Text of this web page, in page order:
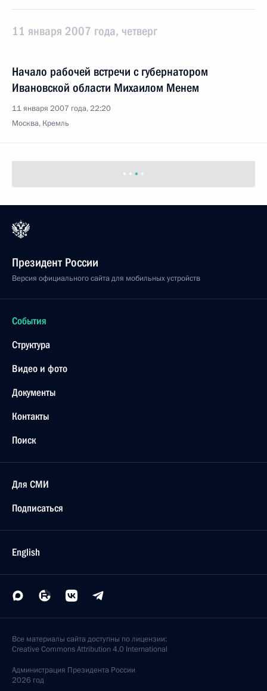
11 января 2007 года, четверг
Начало рабочей встречи с губернатором
Ивановской области Михаилом Менем
11 января 2007 года, 22:20
Москва, Кремль
Президент России
Версия официального сайта для мобильных устройств
События
Структура
Видео и фото
Документы
Контакты
Поиск
Для СМИ
Подписаться
English
Все материалы сайта доступны по лицензии:
Creative Commons Attribution 4.0 International
Администрация Президента России
2026 год